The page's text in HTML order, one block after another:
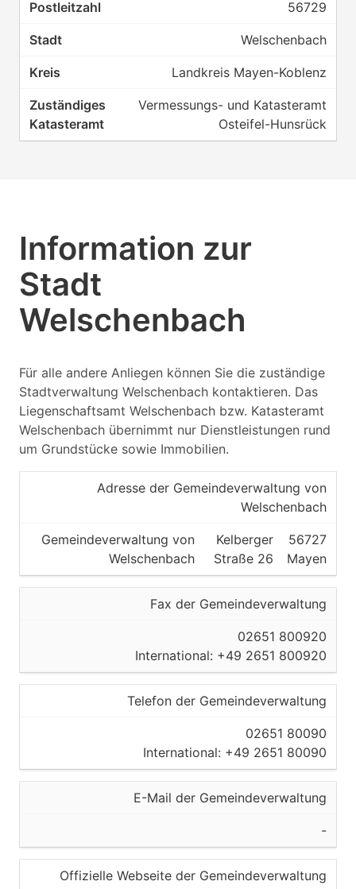
56729
Welschenbach
Landkreis Mayen-Koblenz
Vermessungs- und Katasteramt
Osteifel-Hunsrück
Information zur
Stadt
Welschenbach
Für alle andere Anliegen können Sie die zuständige
Stadtverwaltung Welschenbach kontaktieren. Das
Liegenschaftsamt Welschenbach bzw. Katasteramt
Welschenbach übernimmt nur Dienstleistungen rund
um Grundstücke sowie Immobilien.
Adresse der Gemeindeverwaltung von
Welschenbach
Gemeindeverwaltung von
Welschenbach
Kelberger
Straße 26
56727
Mayen
Fax der Gemeindeverwaltung
02651 800920
International: +49 2651 800920
Telefon der Gemeindeverwaltung
02651 80090
International: +49 2651 80090
E-Mail der Gemeindeverwaltung
-
Offizielle Webseite der Gemeindeverwaltung